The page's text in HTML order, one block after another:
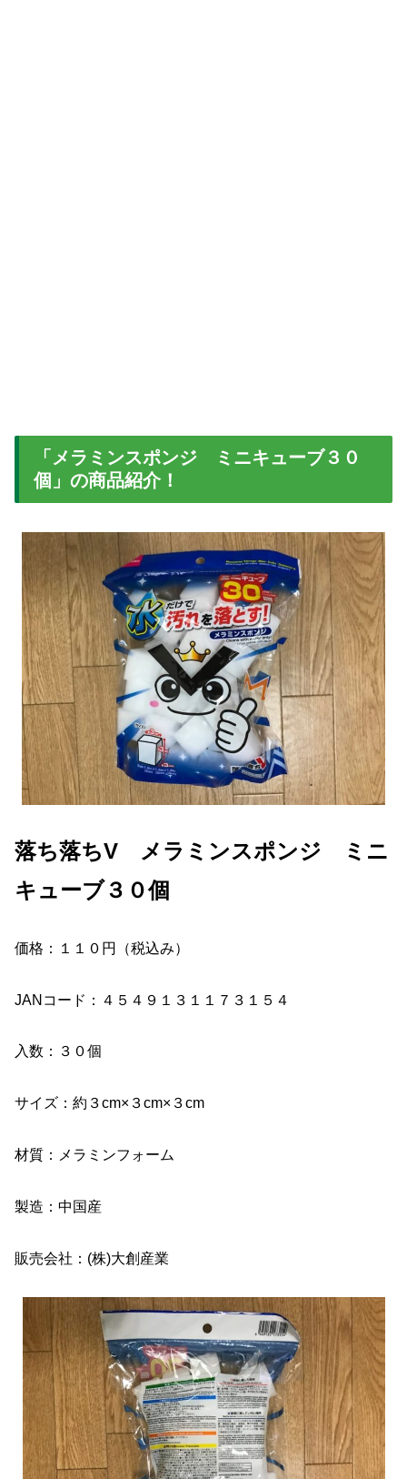
「メラミンスポンジ ミニキューブ３０
個」の商品紹介！
落ち落ちV メラミンスポンジ ミニ
キューブ３０個
価格：１１０円（税込み）
JANコード：４５４９１３１１７３１５４
入数：３０個
サイズ：約３cm×３cm×３cm
材質：メラミンフォーム
製造：中国産
販売会社：(株)大創産業